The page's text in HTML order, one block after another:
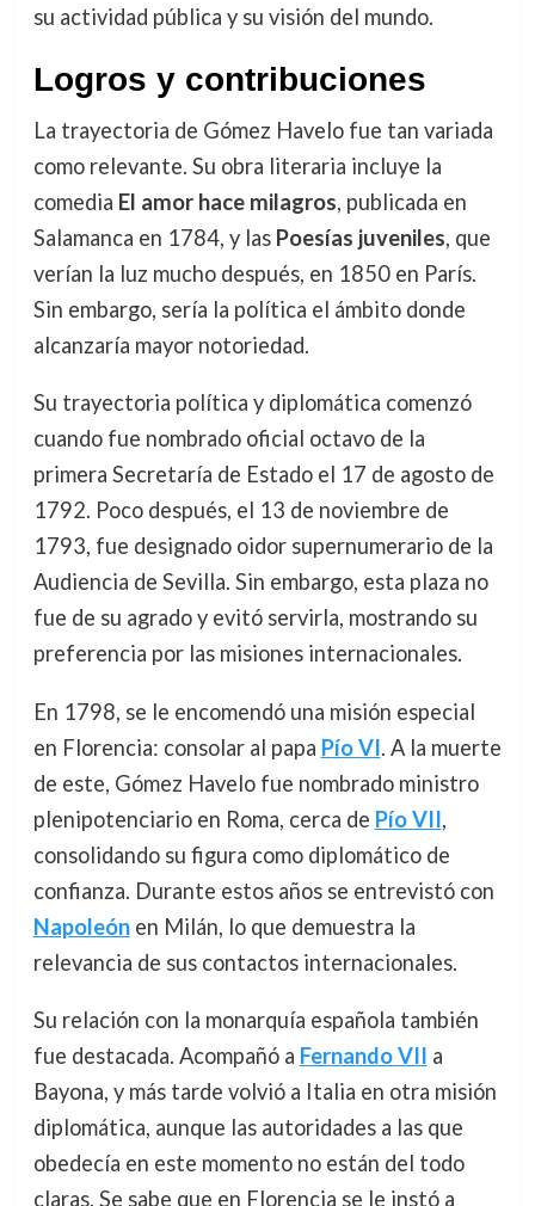
su actividad pública y su visión del mundo.
Logros y contribuciones
La trayectoria de Gómez Havelo fue tan variada
como relevante. Su obra literaria incluye la
comedia El amor hace milagros, publicada en
Salamanca en 1784, y las Poesías juveniles, que
verían la luz mucho después, en 1850 en París.
Sin embargo, sería la política el ámbito donde
alcanzaría mayor notoriedad.
Su trayectoria política y diplomática comenzó
cuando fue nombrado oficial octavo de la
primera Secretaría de Estado el 17 de agosto de
1792. Poco después, el 13 de noviembre de
1793, fue designado oidor supernumerario de la
Audiencia de Sevilla. Sin embargo, esta plaza no
fue de su agrado y evitó servirla, mostrando su
preferencia por las misiones internacionales.
En 1798, se le encomendó una misión especial
en Florencia: consolar al papa Pío VI. A la muerte
de este, Gómez Havelo fue nombrado ministro
plenipotenciario en Roma, cerca de Pío VII,
consolidando su figura como diplomático de
confianza. Durante estos años se entrevistó con
Napoleónen Milán, lo que demuestra la
relevancia de sus contactos internacionales.
Su relación con la monarquía española también
fue destacada. Acompañó a Fernando VII a
Bayona, y más tarde volvió a Italia en otra misión
diplomática, aunque las autoridades a las que
obedecía en este momento no están del todo
claras. Se sabe que en Florencia se le instó a